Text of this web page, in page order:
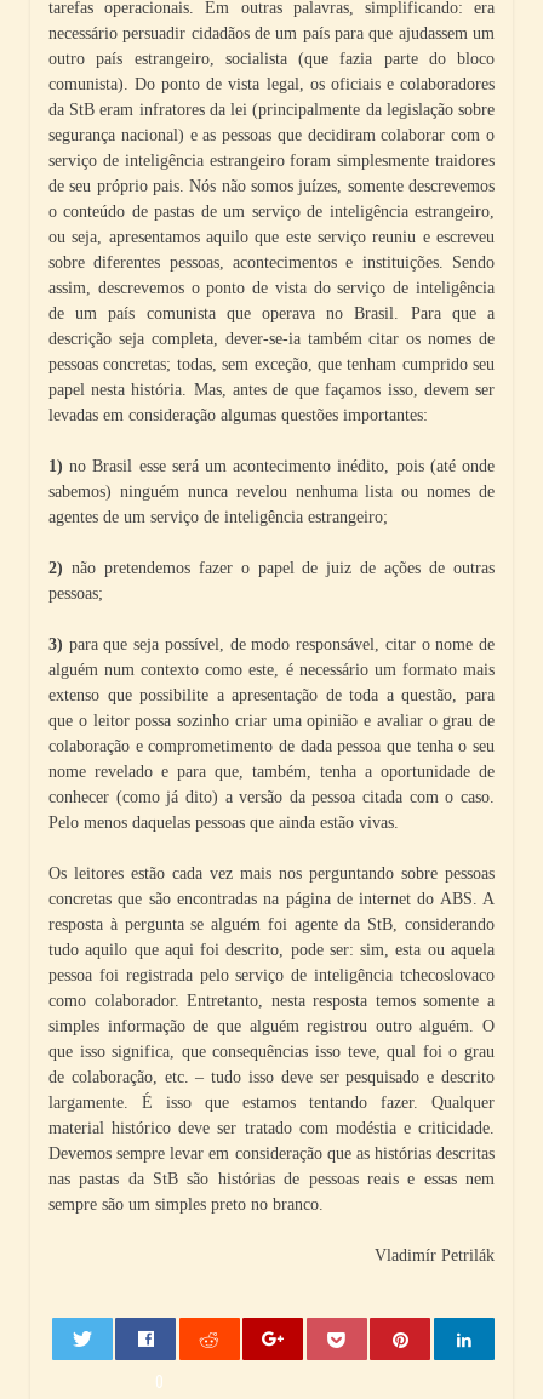
tarefas operacionais. Em outras palavras, simplificando: era
necessário persuadir cidadãos de um país para que ajudassem um
outro país estrangeiro, socialista (que fazia parte do bloco
comunista). Do ponto de vista legal, os oficiais e colaboradores
da StB eram infratores da lei (principalmente da legislação sobre
segurança nacional) e as pessoas que decidiram colaborar com o
serviço de inteligência estrangeiro foram simplesmente traidores
de seu próprio pais. Nós não somos juízes, somente descrevemos
o conteúdo de pastas de um serviço de inteligência estrangeiro,
ou seja, apresentamos aquilo que este serviço reuniu e escreveu
sobre diferentes pessoas, acontecimentos e instituições. Sendo
assim, descrevemos o ponto de vista do serviço de inteligência
de um país comunista que operava no Brasil. Para que a
descrição seja completa, dever-se-ia também citar os nomes de
pessoas concretas; todas, sem exceção, que tenham cumprido seu
papel nesta história. Mas, antes de que façamos isso, devem ser
levadas em consideração algumas questões importantes:
1)no Brasil esse será um acontecimento inédito, pois (até onde
sabemos) ninguém nunca revelou nenhuma lista ou nomes de
agentes de um serviço de inteligência estrangeiro;
2) não pretendemos fazer o papel de juiz de ações de outras
pessoas;
3) para que seja possível, de modo responsável, citar o nome de
alguém num contexto como este, é necessário um formato mais
extenso que possibilite a apresentação de toda a questão, para
que o leitor possa sozinho criar uma opinião e avaliar o grau de
colaboração e comprometimento de dada pessoa que tenha o seu
nome revelado e para que, também, tenha a oportunidade de
conhecer (como já dito) a versão da pessoa citada com o caso.
Pelo menos daquelas pessoas que ainda estão vivas.
Os leitores estão cada vez mais nos perguntando sobre pessoas
concretas que são encontradas na página de internet do ABS. A
resposta à pergunta se alguém foi agente da StB, considerando
tudo aquilo que aqui foi descrito, pode ser: sim, esta ou aquela
pessoa foi registrada pelo serviço de inteligência tchecoslovaco
como colaborador. Entretanto, nesta resposta temos somente a
simples informação de que alguém registrou outro alguém. O
que isso significa, que consequências isso teve, qual foi o grau
de colaboração, etc. – tudo isso deve ser pesquisado e descrito
largamente. É isso que estamos tentando fazer. Qualquer
material histórico deve ser tratado com modéstia e criticidade.
Devemos sempre levar em consideração que as histórias descritas
nas pastas da StB são histórias de pessoas reais e essas nem
sempre são um simples preto no branco.
Vladimír Petrilák
0